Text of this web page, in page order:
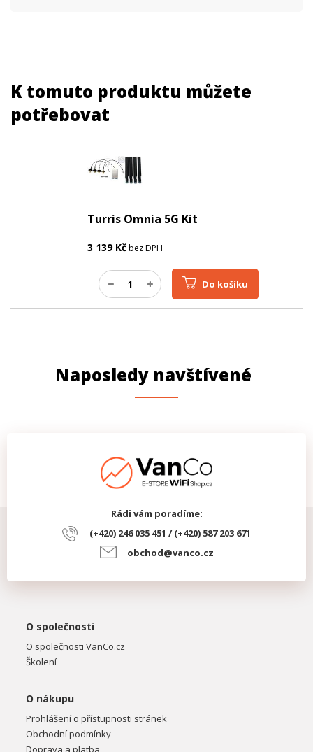
2,5 Gbps
PARAMETRY NAPÁJENÍ
PARAMETRY OPTIKA
K tomuto produktu můžete
potřebovat
Turris Omnia 5G Kit
3 139Kčbez DPH
Do košíku
Naposledy navštívené
Rádi vám poradíme:
(+420) 246 035 451 / (+420) 587 203 671
obchod@vanco.cz
O společnosti
O společnosti VanCo.cz
Školení
O nákupu
Prohlášení o přístupnosti stránek
Obchodní podmínky
Doprava a platba